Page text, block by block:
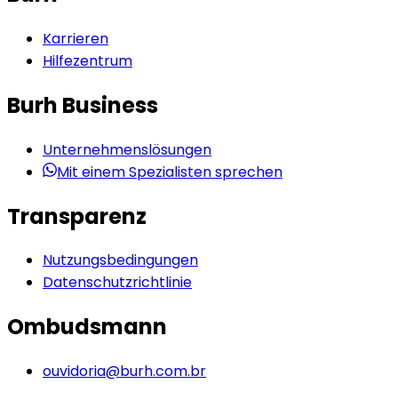
Karrieren
Hilfezentrum
Burh Business
Unternehmenslösungen
Mit einem Spezialisten sprechen
Transparenz
Nutzungsbedingungen
Datenschutzrichtlinie
Ombudsmann
ouvidoria@burh.com.br